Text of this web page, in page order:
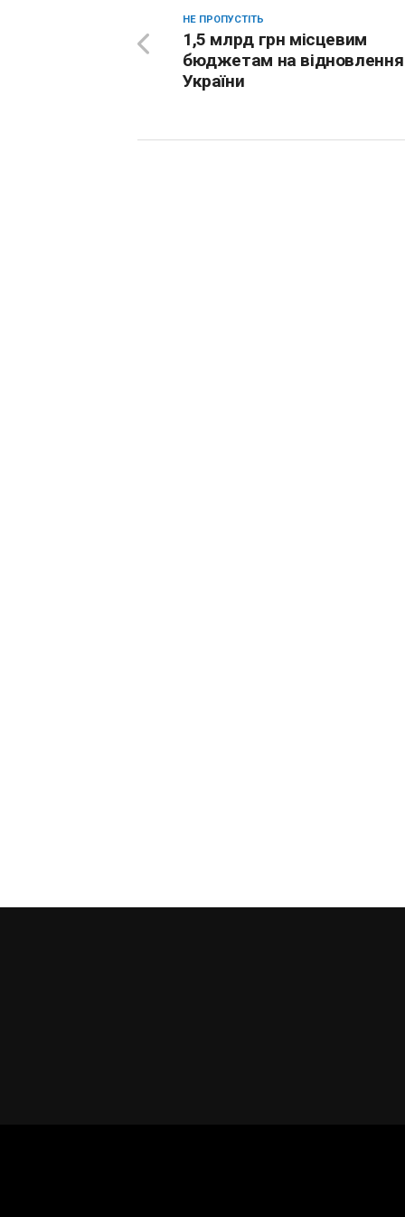
НЕ ПРОПУСТІТЬ
1,5 млрд грн місцевим
бюджетам на відновлення
України